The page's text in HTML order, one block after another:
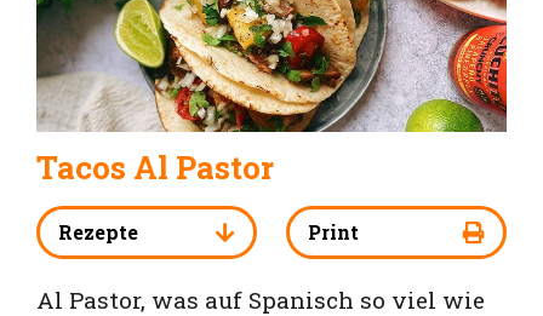
Tacos Al Pastor
Rezepte Print
Al Pastor, was auf Spanisch so viel wie